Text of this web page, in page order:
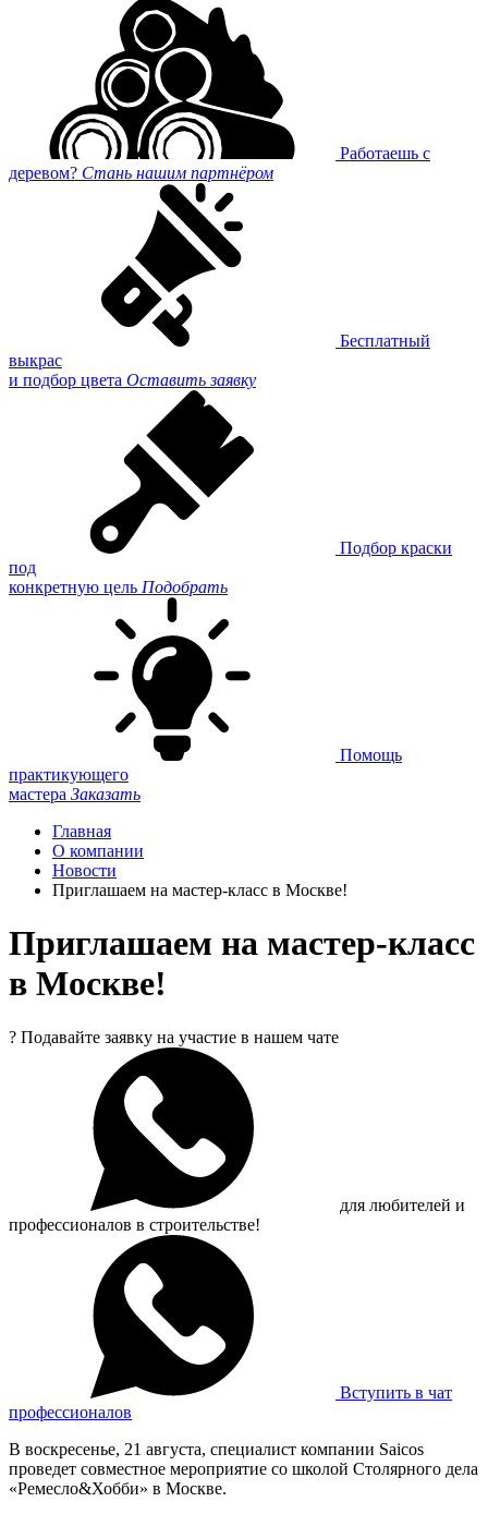
Работаешь с
деревом? Стань нашим партнёром
Бесплатный
выкрас
и подбор цвета Оставить заявку
Подбор краски
под
конкретную цель Подобрать
Помощь
практикующего
мастера Заказать
Главная
О компании
Новости
Приглашаем на мастер-класс в Москве!
Приглашаем на мастер-класс
в Москве!
? Подавайте заявку на участие в нашем чате
для любителей и
профессионалов в строительстве!
Вступить в чат
профессионалов
В воскресенье, 21 августа, специалист компании Saicos
проведет совместное мероприятие со школой Столярного дела
«Ремесло&Хобби» в Москве.